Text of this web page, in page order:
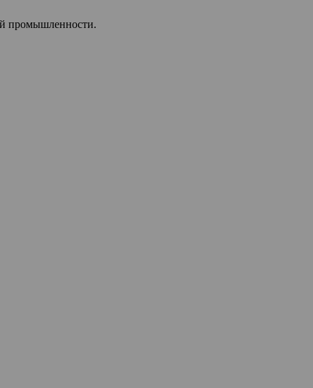
промышленности.